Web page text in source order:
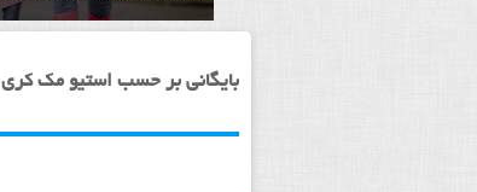
بایگانی بر حسب استیو مک کری